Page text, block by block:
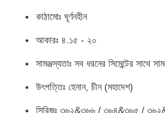
কাঠামোঃ ঘূর্ণনহীন
আকারঃ ৪.১৫ - ২০
সামঞ্জস্যতাঃ সব ধরনের সিমেন্টের সাথে
উৎপত্তিঃ হেনান, চীন (মহাদেশ)
সিরিজঃ ৩৬২&৩৬৬ / ৩৬৪&৩৬৫ /